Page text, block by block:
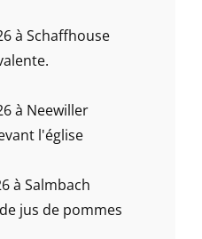
à Schaffhouse
à Neewiller
l'église
à Salmbach
jus de pommes